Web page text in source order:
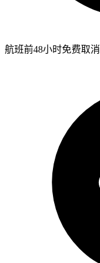
航班前48小时免费取消